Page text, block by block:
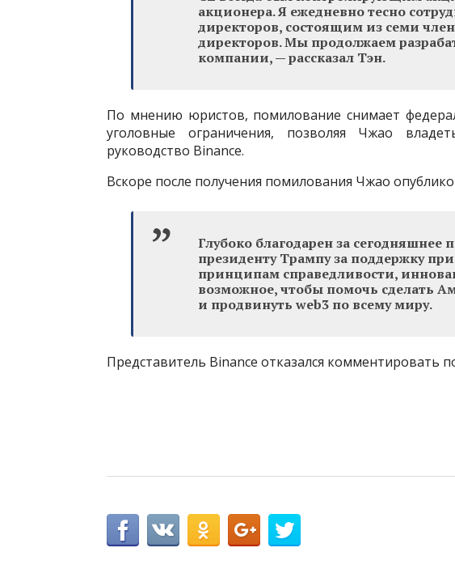
акционера. Я ежедневно тесно
директоров, состоящим из семи
директоров. Мы продолжаем
компании, — рассказал Тэн.
По мнению юристов, помилование снимает
уголовные ограничения, позволяя Чжао
руководство Binance.
Вскоре после получения помилования Чжао
Глубоко благодарен за
президенту Трампу за поддержку
принципам справедливости,
возможное, чтобы помочь сделать
и продвинуть web3 по всему миру.
Представитель Binance отказался комментировать